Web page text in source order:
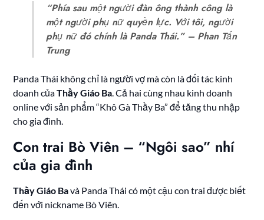
“Phía sau một người đàn ông thành công là
một người phụ nữ quyền lực. Với tôi, người
phụ nữ đó chính là Panda Thái.” – Phan Tấn
Trung
Panda Thái không chỉ là người vợ mà còn là đối tác kinh
doanh củaThầy Giáo Ba . Cả hai cùng nhau kinh doanh
online với sản phẩm “Khô Gà Thầy Ba” để tăng thu nhập
cho gia đình.
Con trai Bò Viên – “Ngôi sao” nhí
của gia đình
Thầy Giáo Bavà Panda Thái có một cậu con trai được biết
đến với nickname Bò Viên.